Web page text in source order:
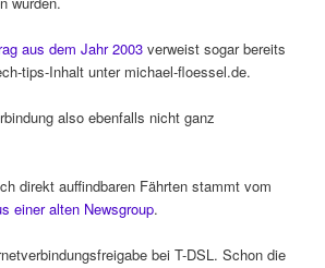
aus dem Jahr 2003 verweist sogar bereits
tips-Inhalt unter michael-floessel.de.
also ebenfalls nicht ganz
direkt auffindbaren Fährten stammt vom
einer alten Newsgroup.
bei T-DSL. Schon die